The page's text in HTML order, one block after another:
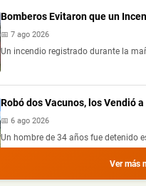
Bomberos Evitaron que un
📅 7 ago 2026
Un incendio registrado durante la
Robó dos Vacunos, los Vendió
📅 6 ago 2026
Un hombre de 34 años fue detenido
Ver más